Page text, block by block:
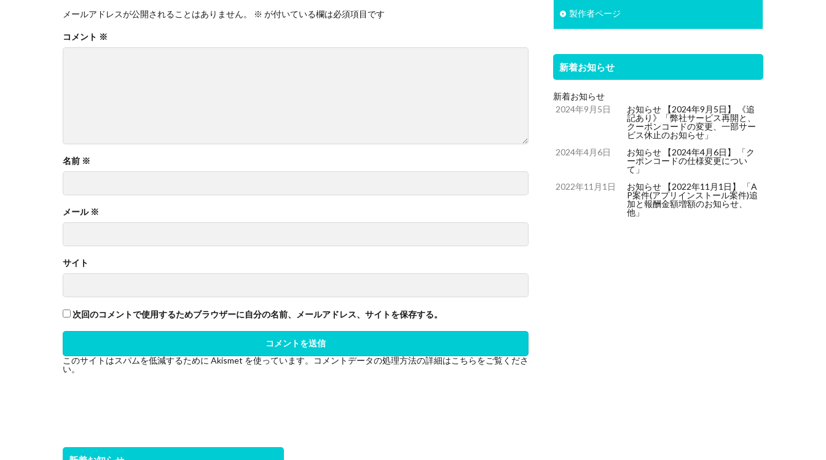
メールアドレスが公開されることはありません。 ※ が付いている欄は必須項目です
コメント ※
名前 ※
メール ※
サイト
次回のコメントで使用するためブラウザーに自分の名前、メールアドレス、サイトを保存する。
このサイトはスパムを低減するために Akismet を使っています。
コメントデータの処理方法の詳細はこちらをご覧くださ
い。
製作者ページ
新着お知らせ
新着お知らせ
2024年9月5日
お知らせ 【2024年9月5日】 《追
記あり》「弊社サービス再開と、
クーポンコードの変更、一部サー
ビス休止のお知らせ」
2024年4月6日
お知らせ 【2024年4月6日】 「ク
ーポンコードの仕様変更につい
て」
2022年11月1日
お知らせ 【2022年11月1日】 「A
P案件(アプリインストール案件)追
加と報酬金額増額のお知らせ、
他」